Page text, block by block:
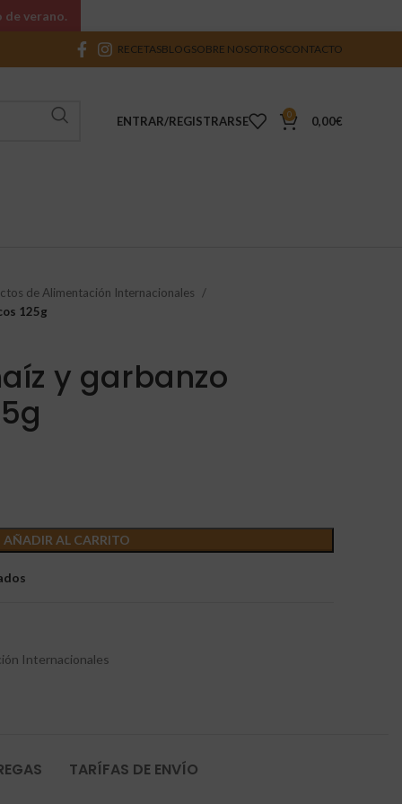
RECETASBLOGSOBRE NOSOTROSCONTACTO
ENTRAR/REGISTRARSE 0 0,00€
de Alimentación Internacionales
125g
y garbanzo
AÑADIR AL CARRITO
Internacionales
TARÍFAS DE ENVÍO
verano.